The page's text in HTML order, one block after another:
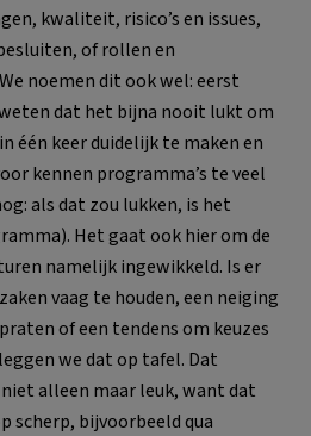
kwaliteit, risico’s en issues,
of rollen en
noemen dit ook wel: eerst
weten dat het bijna nooit lukt om
één keer duidelijk te maken en
kennen programma’s te veel
als dat zou lukken, is het
Het gaat ook hier om de
namelijk ingewikkeld. Is er
vaag te houden, een neiging
of een tendens om keuzes
we dat op tafel. Dat
alleen maar leuk, want dat
scherp, bijvoorbeeld qua